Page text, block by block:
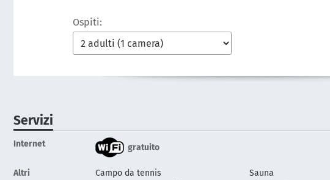
Ospiti:
Servizi
Internet gratuito
Altri Campo da tennis
Sauna